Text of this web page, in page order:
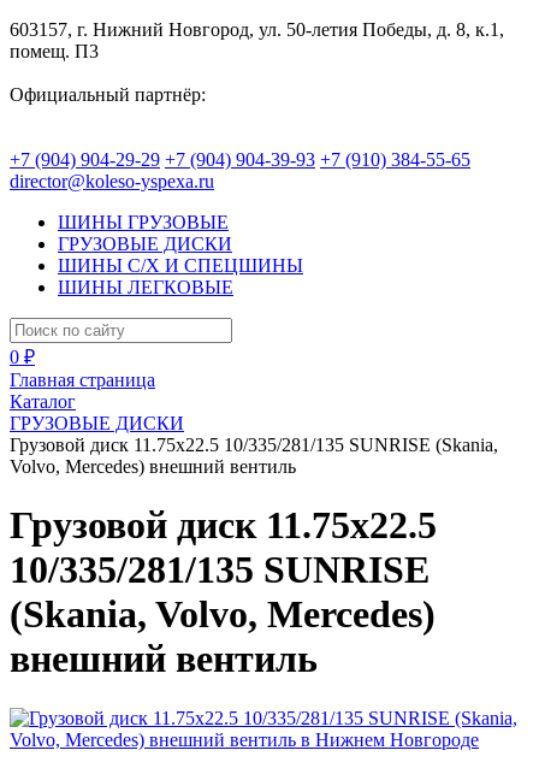
603157, г. Нижний Новгород, ул. 50-летия Победы, д. 8, к.1,
помещ. П3
Официальный партнёр:
+7 (904) 904-29-29 +7 (904) 904-39-93 +7 (910) 384-55-65
director@koleso-yspexa.ru
ШИНЫ ГРУЗОВЫЕ
ГРУЗОВЫЕ ДИСКИ
ШИНЫ С/Х И СПЕЦШИНЫ
ШИНЫ ЛЕГКОВЫЕ
0 ₽
Главная страница
Каталог
ГРУЗОВЫЕ ДИСКИ
Грузовой диск 11.75x22.5 10/335/281/135 SUNRISE (Skania,
Volvo, Mercedes) внешний вентиль
Грузовой диск 11.75x22.5
10/335/281/135 SUNRISE
(Skania, Volvo, Mercedes)
внешний вентиль